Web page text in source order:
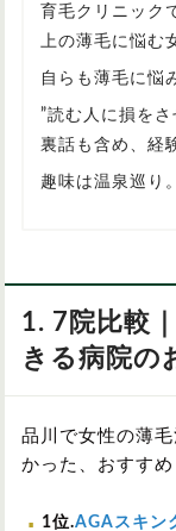
育毛クリニック
上の薄毛に悩む
自らも薄毛に悩
”読む人に損を
裏話も含め、経
趣味は温泉巡り。
1. 7院比較
きる病院の
品川で女性の薄
かった、おすす
1位.AGAスキン